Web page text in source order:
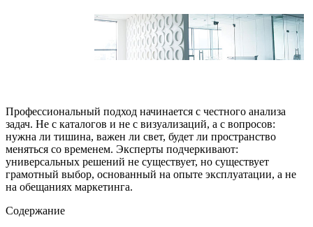
Профессиональный подход начинается с честного анализа
задач. Не с каталогов и не с визуализаций, а с вопросов:
нужна ли тишина, важен ли свет, будет ли пространство
меняться со временем. Эксперты подчеркивают:
универсальных решений не существует, но существует
грамотный выбор, основанный на опыте эксплуатации, а не
на обещаниях маркетинга.
Содержание